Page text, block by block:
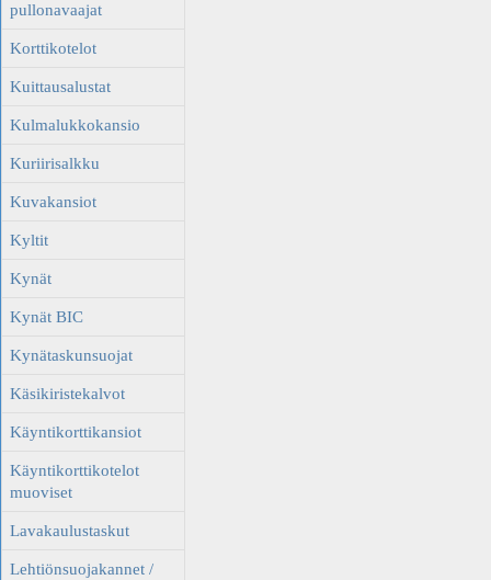
pullonavaajat
Korttikotelot
Kuittausalustat
Kulmalukkokansio
Kuriirisalkku
Kuvakansiot
Kyltit
Kynät
Kynät BIC
Kynätaskunsuojat
Käsikiristekalvot
Käyntikorttikansiot
Käyntikorttikotelot
muoviset
Lavakaulustaskut
Lehtiönsuojakannet /